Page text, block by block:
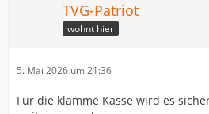
TVG-Patriot
wohnt hier
5. Mai 2026 um 21:36
Für die klamme Kasse wird es